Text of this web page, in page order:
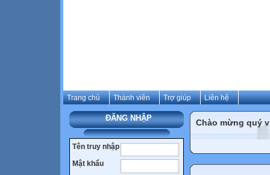
Trang chủ Thành viên Trợ giúp Liên hệ
ĐĂNG NHẬP
Tên truy nhập
Mật khẩu
Chào mừng quý